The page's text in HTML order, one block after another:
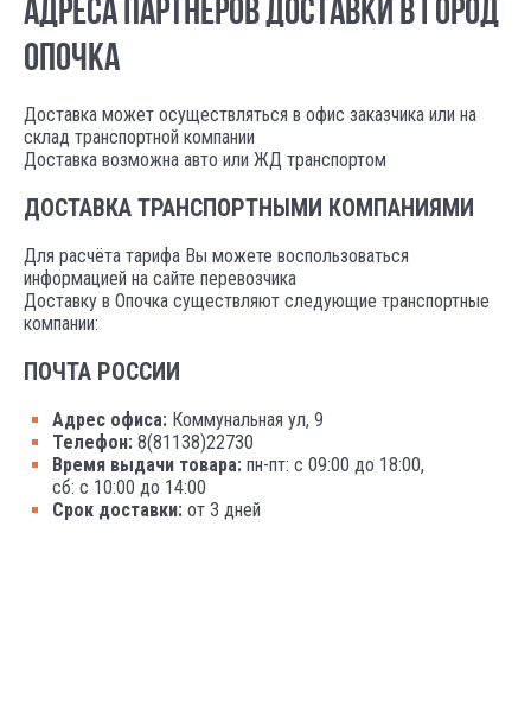
АДРЕСА ПАРТНЁРОВ ДОСТАВКИ В ГОРОД
ОПОЧКА
Доставка может осуществляться в офис заказчика или на
склад транспортной компании
Доставка возможна авто или ЖД транспортом
ДОСТАВКА ТРАНСПОРТНЫМИ КОМПАНИЯМИ
Для расчёта тарифа Вы можете воспользоваться
информацией на сайте перевозчика
Доставку в Опочка существляют следующие транспортные
компании:
ПОЧТА РОССИИ
Адрес офиса: Коммунальная ул, 9
Телефон: 8(81138)22730
Время выдачи товара: пн-пт: с 09:00 до 18:00,
сб: с 10:00 до 14:00
Срок доставки: от 3 дней